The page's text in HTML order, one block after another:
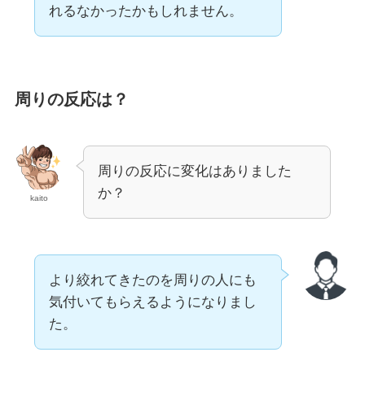
れるなかったかもしれません。
周りの反応は？
kaito
周りの反応に変化はありました
か？
より絞れてきたのを周りの人にも
気付いてもらえるようになりまし
た。